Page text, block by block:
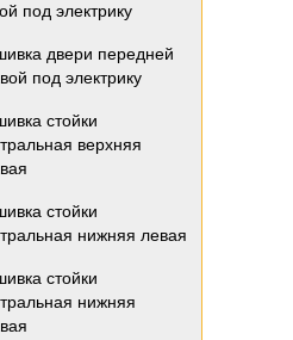
под электрику
двери передней
под электрику
стойки
верхняя
стойки
нижняя левая
стойки
нижняя